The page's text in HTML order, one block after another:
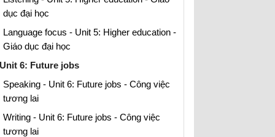
dục đại học
Language focus - Unit 5: Higher education -
Giáo dục đại học
Unit 6: Future jobs
Speaking - Unit 6: Future jobs - Công việc
tương lai
Writing - Unit 6: Future jobs - Công việc
tương lai